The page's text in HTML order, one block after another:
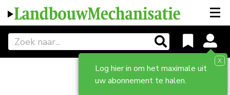
Log hier in om het maximale uit
uw abonnement te halen.
X